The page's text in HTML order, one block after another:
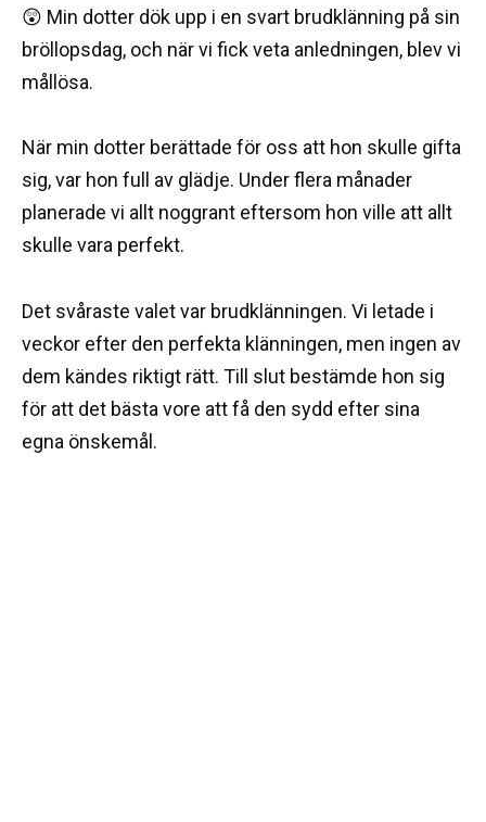
😲 Min dotter dök upp i en svart brudklänning på sin
bröllopsdag, och när vi fick veta anledningen, blev vi
mållösa.
När min dotter berättade för oss att hon skulle gifta
sig, var hon full av glädje. Under flera månader
planerade vi allt noggrant eftersom hon ville att allt
skulle vara perfekt.
Det svåraste valet var brudklänningen. Vi letade i
veckor efter den perfekta klänningen, men ingen av
dem kändes riktigt rätt. Till slut bestämde hon sig
för att det bästa vore att få den sydd efter sina
egna önskemål.